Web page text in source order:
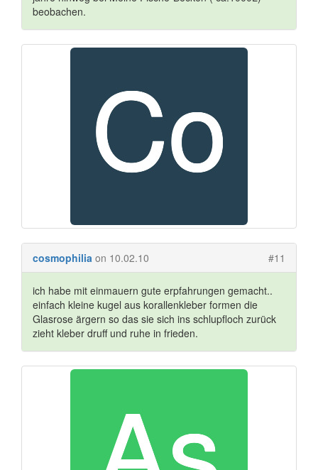
beobachen.
cosmophilia on 10.02.10 #11
ich habe mit einmauern gute erpfahrungen gemacht..
einfach kleine kugel aus korallenkleber formen die
Glasrose ärgern so das sie sich ins schlupfloch zurück
zieht kleber druff und ruhe in frieden.